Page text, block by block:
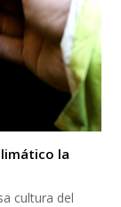
la
cultura del